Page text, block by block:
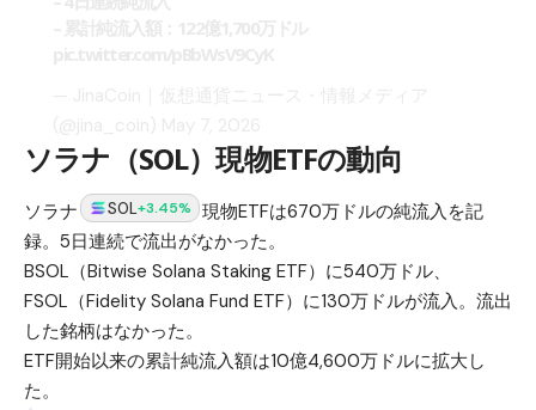
ソラナ（SOL）現物ETFの動向
ソラナ SOL+3.45%
現物ETFは670万ドルの純流入を記
録。5日連続で流出がなかった。
BSOL（Bitwise Solana Staking ETF）に540万ドル、
FSOL（Fidelity Solana Fund ETF）に130万ドルが流入。流出
した銘柄はなかった。
ETF開始以来の累計純流入額は10億4,600万ドルに拡大し
た。